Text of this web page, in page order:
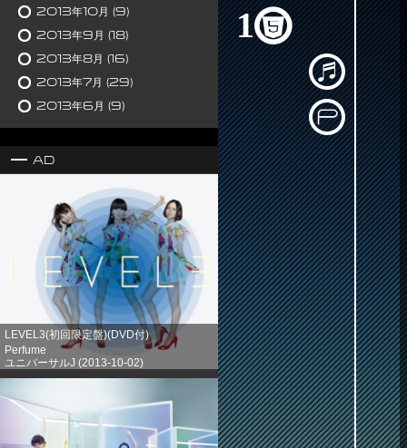
2013年10月 (9)
2013年9月 (18)
2013年8月 (16)
2013年7月 (29)
2013年6月 (9)
Ad
LEVEL3(初回限定盤)(DVD付)
Perfume
ユニバーサルJ (2013-10-02)
売り上げランキング: 1
15